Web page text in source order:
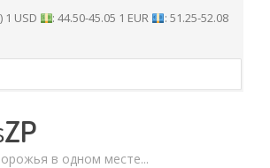
USD : 44.50-45.05 1 EUR
: 51.25-52.08
ZP
в одном месте...